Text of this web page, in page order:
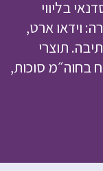
בליווי
וידאו ארט,
תוצרי
בחוה״מ סוכות,